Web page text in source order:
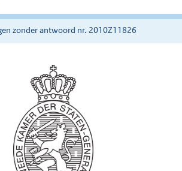
zonder antwoord nr. 2010Z11826